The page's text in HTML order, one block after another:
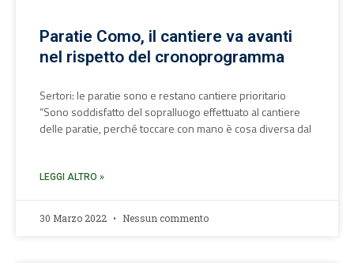
Paratie Como, il cantiere va avanti
nel rispetto del cronoprogramma
Sertori: le paratie sono e restano cantiere prioritario
“Sono soddisfatto del sopralluogo effettuato al cantiere
delle paratie, perché toccare con mano è cosa diversa dal
LEGGI ALTRO »
30 Marzo 2022 Nessun commento